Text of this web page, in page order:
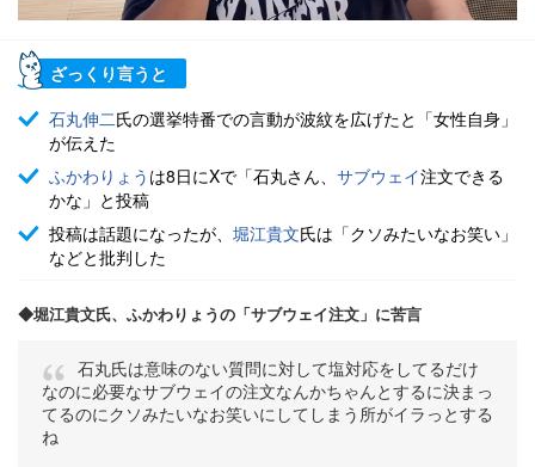
ざっくり言うと
石丸伸二氏の選挙特番での言動が波紋を広げたと「女性自身」
が伝えた
ふかわりょう は8日にXで「石丸さん、 サブウェイ注文できる
かな」と投稿
投稿は話題になったが、 堀江貴文氏は「クソみたいなお笑い」
などと批判した
◆堀江貴文氏、ふかわりょうの「サブウェイ注文」に苦言
石丸氏は意味のない質問に対して塩対応をしてるだけ
なのに必要なサブウェイの注文なんかちゃんとするに決まっ
てるのにクソみたいなお笑いにしてしまう所がイラっとする
ね